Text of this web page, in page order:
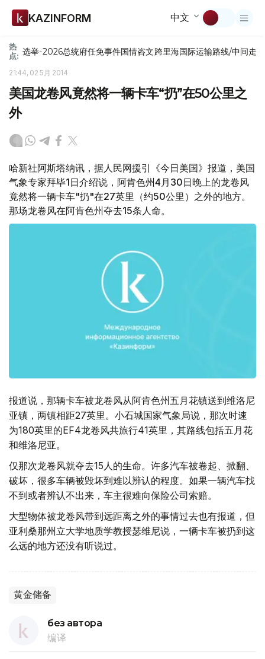
KAZINFORM 中文
热
点: 选举-2026总统府任免事件国情咨文跨里海国际运输路线/中间走廊
21:44, 02 5月 2014
美国龙卷风竟然将一辆卡车“扔”在50公里之
外
哈新社阿斯塔纳讯，据人民网援引《今日美国》报道，美国
气象专家拜毕1日介绍说，阿肯色州4月30日晚上的龙卷风
竟然将一辆卡车"扔"在27英里（约50公里）之外的地方。
那场龙卷风在阿肯色州夺去15条人命。
报道说，那辆卡车被龙卷风从阿肯色州五月花镇送到维洛尼
亚镇，两镇相距27英里。小石城国家气象局说，那次时速
为180英里的EF4龙卷风共旅行41英里，其路线包括五月花
和维洛尼亚。
仅那次龙卷风就夺去15人的生命。许多汽车被卷起、掀翻、
破坏，很多车辆被毁坏到难以辨认的程度。如果一辆汽车找
不到或者辨认不出来，车主很难向保险公司索赔。
大型物体被龙卷风带到远距离之外的事情过去也有报道，但
亚利桑那州立大学地质学教授瑟维尼说，一辆卡车被扔到这
么远的地方还没有听说过。
黄金储备
без автора
编译